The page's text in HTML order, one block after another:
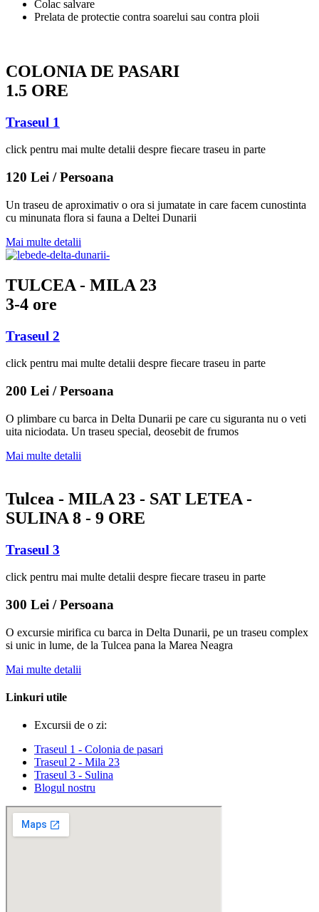
Colac salvare
Prelata de protectie contra soarelui sau contra ploii
COLONIA DE PASARI
1.5 ORE
Traseul 1
click pentru mai multe detalii despre fiecare traseu in parte
120 Lei / Persoana
Un traseu de aproximativ o ora si jumatate in care facem cunostinta
cu minunata flora si fauna a Deltei Dunarii
Mai multe detalii
TULCEA - MILA 23
3-4 ore
Traseul 2
click pentru mai multe detalii despre fiecare traseu in parte
200 Lei / Persoana
O plimbare cu barca in Delta Dunarii pe care cu siguranta nu o veti
uita niciodata. Un traseu special, deosebit de frumos
Mai multe detalii
Tulcea - MILA 23 - SAT LETEA -
SULINA 8 - 9 ORE
Traseul 3
click pentru mai multe detalii despre fiecare traseu in parte
300 Lei / Persoana
O excursie mirifica cu barca in Delta Dunarii, pe un traseu complex
si unic in lume, de la Tulcea pana la Marea Neagra
Mai multe detalii
Linkuri utile
Excursii de o zi:
Traseul 1 - Colonia de pasari
Traseul 2 - Mila 23
Traseul 3 - Sulina
Blogul nostru